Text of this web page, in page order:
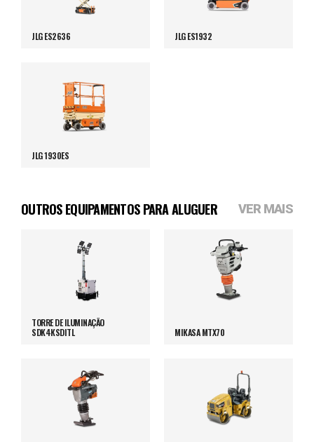
JLG ES2636 JLG ES1932
JLG 1930ES
OUTROS EQUIPAMENTOS PARA ALUGUER VER MAIS
TORRE DE ILUMINAÇÃO
SDK4KSDITL
MIKASA MTX70